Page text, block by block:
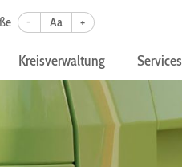
- Aa +
Kreisverwaltung Services